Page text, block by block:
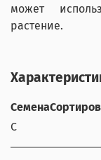
может
растение.
С